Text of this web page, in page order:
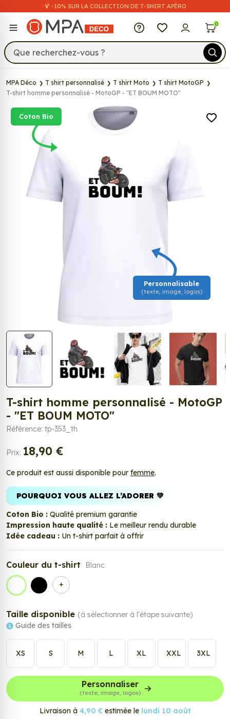
🍹 -10% SUR LA COLLECTION DE T-SHIRT APÉRO
MPA Déco 0
MPA Déco T shirt personnalisé T shirt Moto
T shirt MotoGP
T-shirt homme personnalisé - MotoGP - "ET BOUM MOTO"
Personnalisable
(texte, image, logos)
Coton Bio
T-shirt homme personnalisé - MotoGP
- "ET BOUM MOTO"
Référence: tp-353_th
Prix: 18,90 €
Ce produit est aussi disponible pour femme.
POURQUOI VOUS ALLEZ L’ADORER 💚
Coton Bio : Qualité premium garantie
Impression haute qualité : Le meilleur rendu durable
Idée cadeau : Un t-shirt parfait à offrir
Couleur du t-shirt Blanc
Blanc Noir
+
Taille disponible (à sélectionner à l'étape suivante)
Guide des tailles
XS S M L XL XXL 3XL
Personnaliser
(texte, image, logos)
Livraison à 4,90 € estimée le lundi 10 août